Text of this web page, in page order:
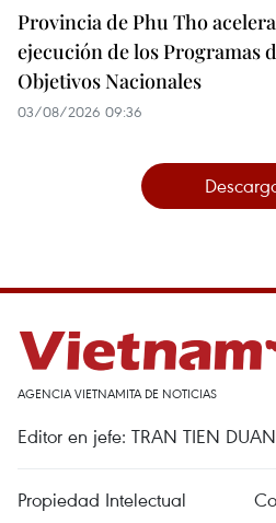
Provincia de Phu Tho acelera
ejecución de los Programas
Objetivos Nacionales
03/08/2026 09:36
AGENCIA VIETNAMITA DE NOTICIAS
Editor en jefe: TRAN TIEN DUAN
Propiedad Intelectual